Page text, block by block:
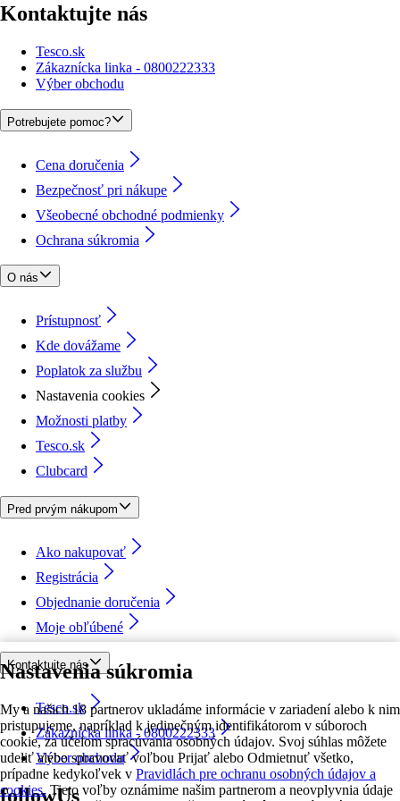
Nastavenia súkromia
My a našich 18 partnerov ukladáme informácie v zariadení alebo k nim
pristupujeme, napríklad k jedinečným identifikátorom v súboroch
cookie, za účelom spracúvania osobných údajov. Svoj súhlas môžete
udeliť alebo spravovať voľbou Prijať alebo Odmietnuť všetko,
prípadne kedykoľvek v Pravidlách pre ochranu osobných údajov a
cookies. Tieto voľby oznámime našim partnerom a neovplyvnia údaje
Kontaktujte nás
Tesco.sk
Zákaznícka linka - 0800222333
Výber obchodu
Potrebujete pomoc?
Cena doručenia
Bezpečnosť pri nákupe
Všeobecné obchodné podmienky
Ochrana súkromia
O nás
Prístupnosť
Kde dovážame
Poplatok za službu
Nastavenia cookies
Možnosti platby
Tesco.sk
Clubcard
Pred prvým nákupom
Ako nakupovať
Registrácia
Objednanie doručenia
Moje obľúbené
Kontaktujte nás
Tesco.sk
Zákaznícka linka - 0800222333
Výber obchodu
followUs